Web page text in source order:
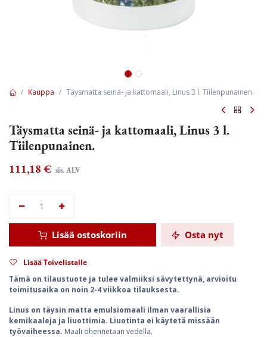
Kauppa Täysmatta seinä- ja kattomaali, Linus 3 l. Tiilenpunainen.
Täysmatta seinä- ja kattomaali, Linus 3 l.
Tiilenpunainen.
111,18 € sis. ALV
Lisää ostoskoriin Osta nyt
Lisää Toivelistalle
Tämä on tilaustuote ja tulee valmiiksi sävytettynä, arvioitu
toimitusaika on noin 2-4 viikkoa tilauksesta.
Linus on täysin matta emulsiomaali ilman vaarallisia
kemikaaleja ja liuottimia. Liuotinta ei käytetä missään
työvaiheessa. Maali ohennetaan vedellä.